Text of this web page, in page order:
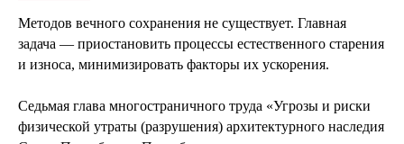
Методов вечного сохранения не существует. Главная
задача — приостановить процессы естественного старения
и износа, минимизировать факторы их ускорения.
Седьмая глава многостраничного труда «Угрозы и риски
физической утраты (разрушения) архитектурного наследия